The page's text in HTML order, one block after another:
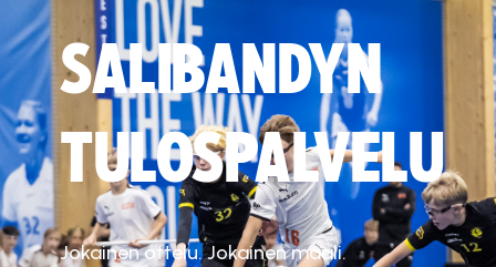
SALIBANDYN
TULOSPALVELU
Jokainen ottelu. Jokainen maali.